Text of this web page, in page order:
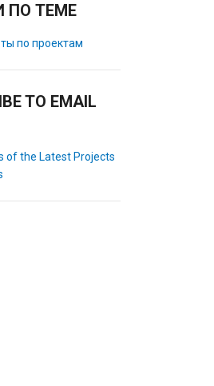
ПО ТЕМЕ
по проектам
TO EMAIL
of the Latest Projects